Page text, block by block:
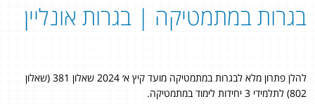
בגרות במתמטיקה | בגרות אונליין
להלן פתרון מלא לבגרות במתמטיקה מועד קיץ א׳ 2024 שאלון 381 (שאלון
802) לתלמידי 3 יחידות לימוד במתמטיקה.